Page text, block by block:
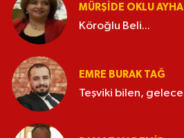
MÜRŞIDE OKLU
Köroğlu Beli...
EMRE BURAK TAĞ
Teşviki bilen,